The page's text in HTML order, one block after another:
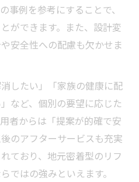
事例を参考にすることで、
ができます。また、設計変
安全性への配慮も欠かせま
したい」「家族の健康に配
など、個別の要望に応じた
者からは「提案が的確で安
のアフターサービスも充実
ており、地元密着型のリフ
ではの強みといえます。